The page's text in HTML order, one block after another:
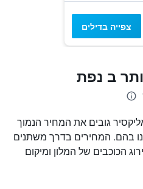
צפייה בדילים
ב נפת
גובים את המחיר הנמוך
בהם. המחירים בדרך משתנים
הכוכבים של המלון ומיקום